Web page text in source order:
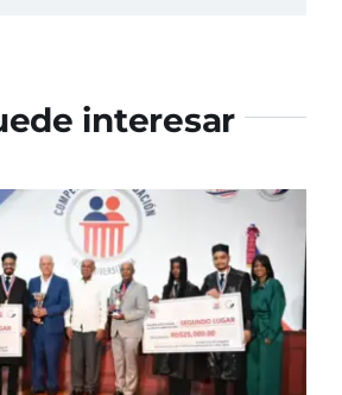
interesar